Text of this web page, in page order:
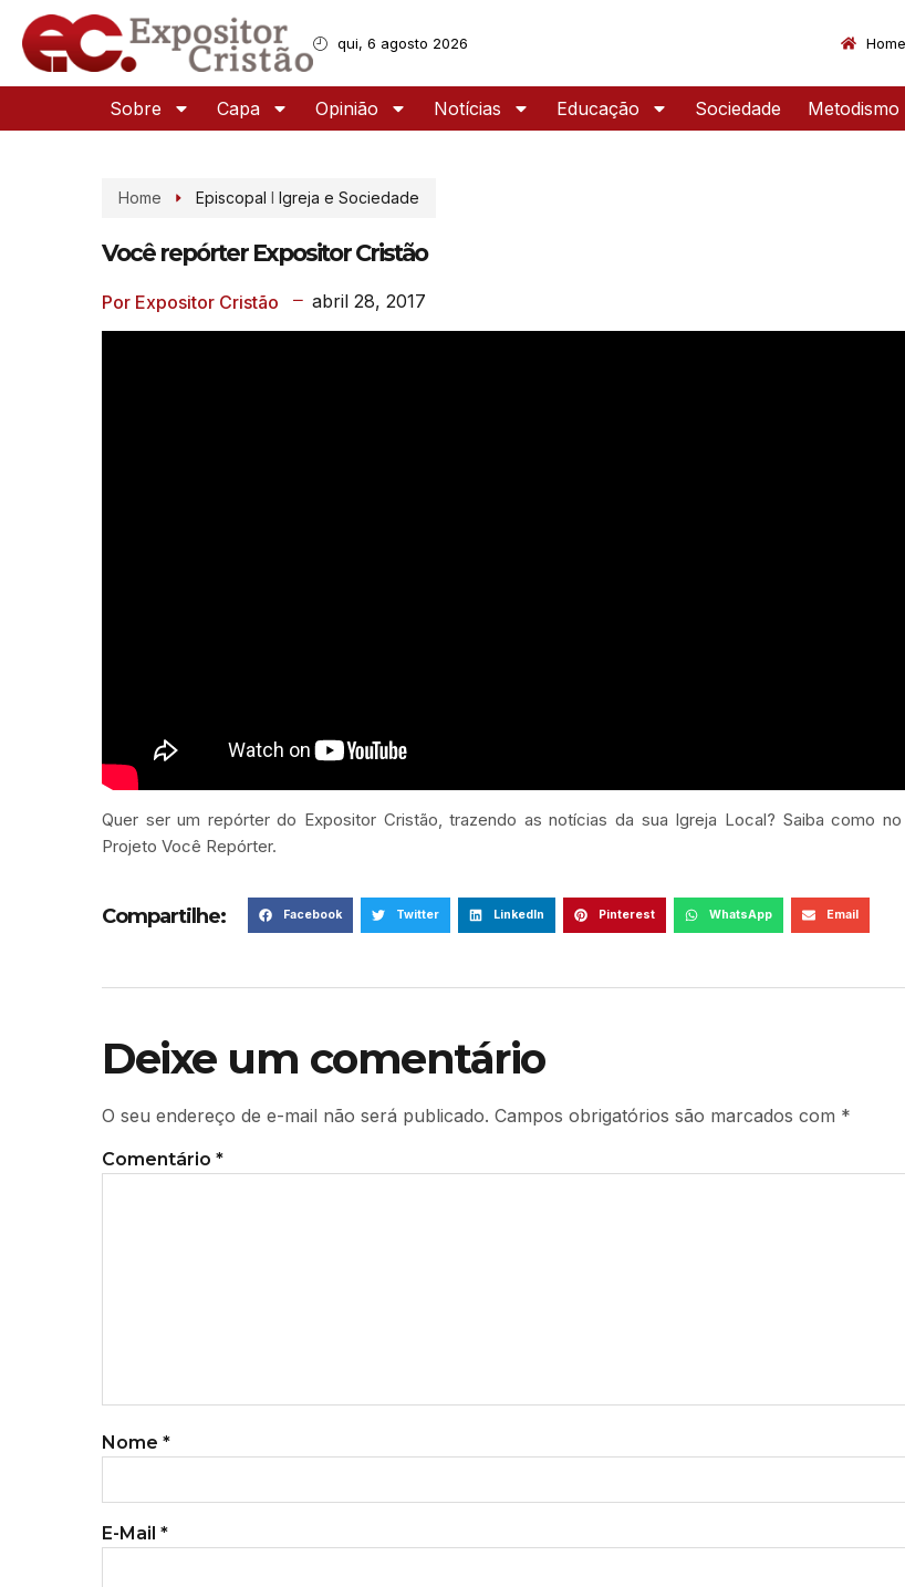
qui, 6 agosto 2026 Home
Sobre Capa Opinião Notícias Educação Sociedade Metodismo
Home Episcopal Igreja e Sociedade
Você repórter Expositor Cristão
Por Expositor Cristão abril 28, 2017
Quer ser um repórter do Expositor Cristão, trazendo as notícias da sua Igreja Local? Saiba como
Projeto Você Repórter.
Compartilhe: Facebook Twitter LinkedIn Pinterest WhatsApp Email
Deixe um comentário
O seu endereço de e-mail não será publicado. Campos obrigatórios são marcados com *
Comentário *
Nome *
E-Mail *